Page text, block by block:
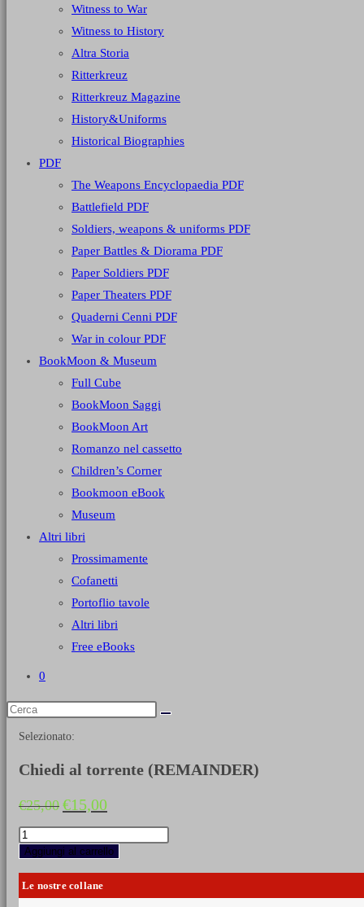
Witness to War
Witness to History
Altra Storia
Ritterkreuz
Ritterkreuz Magazine
History&Uniforms
Historical Biographies
PDF
The Weapons Encyclopaedia PDF
Battlefield PDF
Soldiers, weapons & uniforms PDF
Paper Battles & Diorama PDF
Paper Soldiers PDF
Paper Theaters PDF
Quaderni Cenni PDF
War in colour PDF
BookMoon & Museum
Full Cube
BookMoon Saggi
BookMoon Art
Romanzo nel cassetto
Children’s Corner
Bookmoon eBook
Museum
Altri libri
Prossimamente
Cofanetti
Portoflio tavole
Altri libri
Free eBooks
0
Selezionato:
Chiedi al torrente (REMAINDER)
€25,00 Il
prezzo
originale
era:
€25,00.
€15,00
prezzo
attuale
è:
€15,00.
Chiedi
al
torrente
(REMAINDER)
quantità
Aggiungi al carrello
Le nostre collane